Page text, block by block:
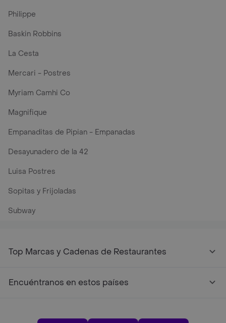
Philippe
Baskin Robbins
La Cesta
Mercari - Postres
Myriam Camhi Co
Magnifique
Empanaditas de Pipian - Empanadas
Desayunadero de la 42
Luisa Postres
Sopitas y Frijoladas
Subway
Top Marcas y Cadenas de Restaurantes
Encuéntranos en estos países